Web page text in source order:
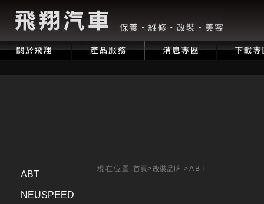
ABT
NEUSPEED
現在位置: 首頁> 改裝品牌 >ABT